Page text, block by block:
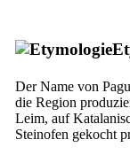
Der Name von
die Region
Leim, auf
Steinofen gekocht